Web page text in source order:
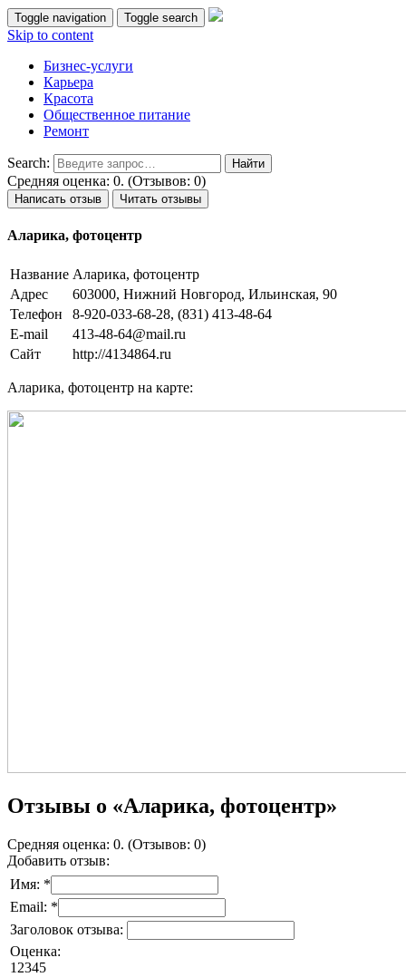
Toggle navigation Toggle search
Skip to content
Бизнес-услуги
Карьера
Красота
Общественное питание
Ремонт
Search:
Средняя оценка: 0. (Отзывов: 0)
Написать отзыв Читать отзывы
Аларика, фотоцентр
Название Аларика, фотоцентр
Адрес
603000, Нижний Новгород, Ильинская, 90
Телефон
8-920-033-68-28, (831) 413-48-64
E-mail
413-48-64@mail.ru
Сайт
http://4134864.ru
Аларика, фотоцентр на карте:
Отзывы о «Аларика, фотоцентр»
Средняя оценка: 0. (Отзывов: 0)
Добавить отзыв:
Имя: *
Email: *
Заголовок отзыва:
Оценка:
1 2345